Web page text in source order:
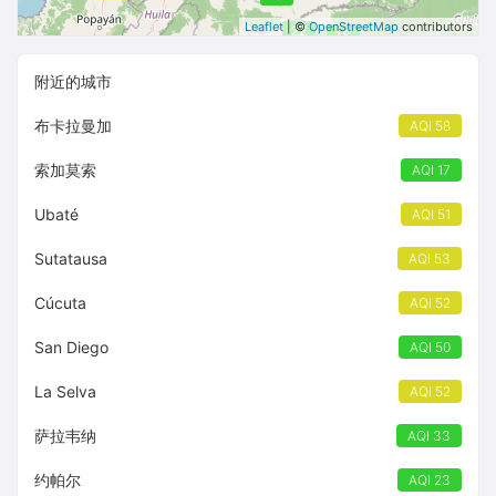
18
22
Leaflet | © OpenStreetMap contributors
附近的城市
布卡拉曼加 AQI 58
索加莫索 AQI 17
Ubaté AQI 51
Sutatausa AQI 53
Cúcuta AQI 52
San Diego AQI 50
La Selva AQI 52
萨拉韦纳 AQI 33
约帕尔 AQI 23